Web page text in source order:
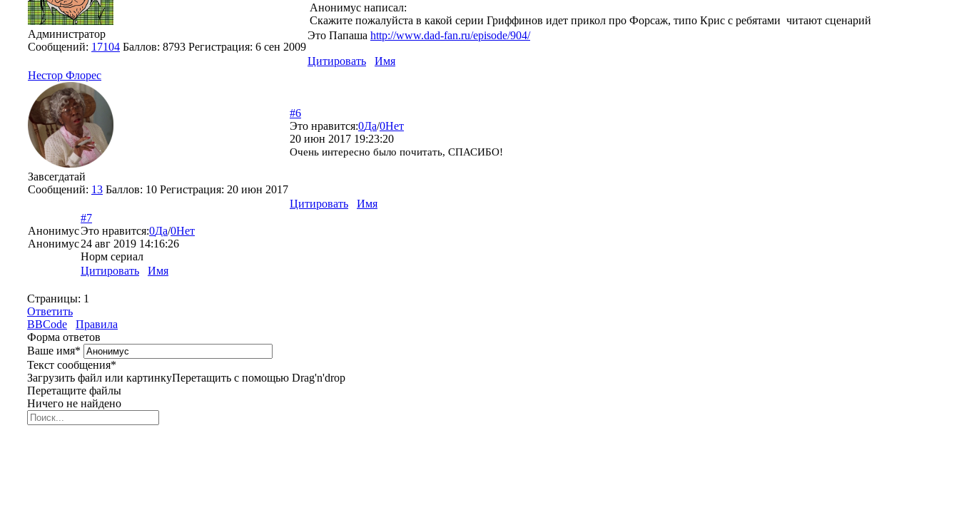
Администратор
Сообщений: 17104 Баллов: 8793 Регистрация: 6 сен 2009
Анонимус написал:
Скажите пожалуйста в какой серии Гриффинов идет прикол про Форсаж, типо Крис с ребятами читают сценарий
Это Папаша http://www.dad-fan.ru/episode/904/
Цитировать
Имя
Нестор Флорес
Завсегдатай
Сообщений: 13 Баллов: 10 Регистрация: 20 июн 2017
#6
Это нравится:0Да/0Нет
20 июн 2017 19:23:20
Очень интересно было почитать, СПАСИБО!
Цитировать Имя
Анонимус
Анонимус
#7
Это нравится:0Да/0Нет
24 авг 2019 14:16:26
Норм сериал
Цитировать
Имя
Страницы: 1
Ответить
BBCode
Правила
Форма ответов
Ваше имя*
Текст сообщения*
Загрузить файл или картинкуПеретащить с помощью Drag'n'drop
Перетащите файлы
Ничего не найдено